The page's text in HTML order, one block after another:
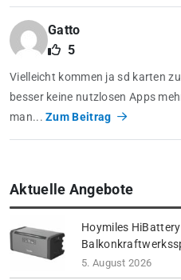
Gatto
5
Vielleicht kommen ja sd karten
besser keine nutzlosen Apps
man...Zum Beitrag
Aktuelle Angebote
Hoymiles
5. August 2026